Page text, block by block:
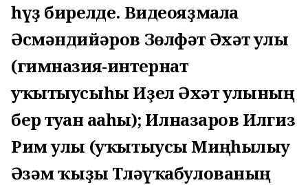
һүҙ бирелде. Видеояҙмала
Әсмәндийәров Зөлфәт Әхәт улы
(гимназия-интернат
уҡытыусыһы Иҙел Әхәт улының
бер туған ағаһы); Илназаров Илгиз
Рим улы (уҡытыусы Миңһылыу
Әғзәм ҡыҙы Тләүҡабулованың